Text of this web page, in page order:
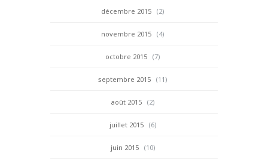
décembre 2015 (2)
novembre 2015 (4)
octobre 2015 (7)
septembre 2015 (11)
août 2015 (2)
juillet 2015 (6)
juin 2015 (10)